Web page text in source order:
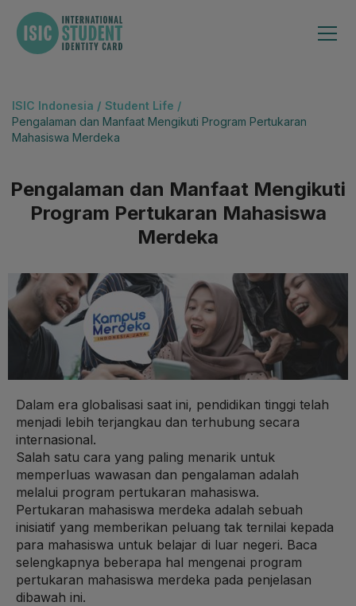
ISIC Indonesia / Student Life /
Pengalaman dan Manfaat Mengikuti Program Pertukaran
Mahasiswa Merdeka
Pengalaman dan Manfaat Mengikuti
Program Pertukaran Mahasiswa
Merdeka
Dalam era globalisasi saat ini, pendidikan tinggi telah
menjadi lebih terjangkau dan terhubung secara
internasional.
Salah satu cara yang paling menarik untuk
memperluas wawasan dan pengalaman adalah
melalui program pertukaran mahasiswa.
Pertukaran mahasiswa merdeka adalah sebuah
inisiatif yang memberikan peluang tak ternilai kepada
para mahasiswa untuk belajar di luar negeri. Baca
selengkapnya beberapa hal mengenai program
pertukaran mahasiswa merdeka pada penjelasan
dibawah ini.